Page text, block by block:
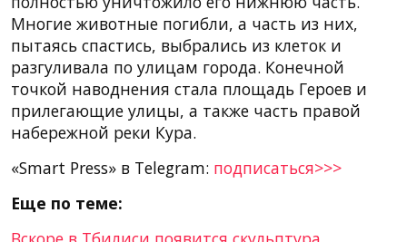
Многие животные погибли, а часть из них,
пытаясь спастись, выбрались из клеток и
разгуливала по улицам города. Конечной
точкой наводнения стала площадь Героев и
прилегающие улицы, а также часть правой
набережной реки Кура.
«Smart Press» в Telegram: подписаться>>>
Еще по теме: